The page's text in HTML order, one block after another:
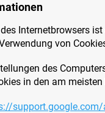
Internetbrowsers
von
des
in den am